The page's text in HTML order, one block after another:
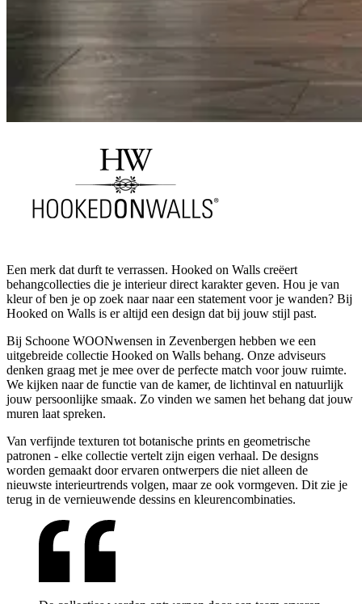
Een merk dat durft te verrassen. Hooked on Walls creëert
behangcollecties die je interieur direct karakter geven. Hou je van
kleur of ben je op zoek naar naar een statement voor je wanden? Bij
Hooked on Walls is er altijd een design dat bij jouw stijl past.
Bij Schoone WOONwensen in Zevenbergen hebben we een
uitgebreide collectie Hooked on Walls behang. Onze adviseurs
denken graag met je mee over de perfecte match voor jouw ruimte.
We kijken naar de functie van de kamer, de lichtinval en natuurlijk
jouw persoonlijke smaak. Zo vinden we samen het behang dat jouw
muren laat spreken.
Van verfijnde texturen tot botanische prints en geometrische
patronen - elke collectie vertelt zijn eigen verhaal. De designs
worden gemaakt door ervaren ontwerpers die niet alleen de
nieuwste interieurtrends volgen, maar ze ook vormgeven. Dit zie je
terug in de vernieuwende dessins en kleurencombinaties.